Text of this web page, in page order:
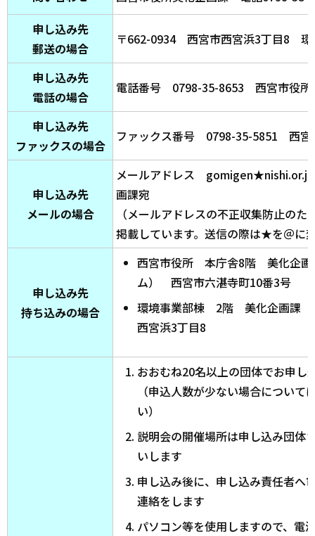
申し込み先
郵送の場合
〒662-0934 西宮市西宮浜3丁目8 環
申し込み先
電話の場合
電話番号 0798-35-8653 西宮市役所
申し込み先
ファックスの場合
ファックス番号 0798-35-5851 西宮
申し込み先
メールの場合
メールアドレス
画課宛
（メールアドレスの不正収集防止の
掲載しています。送信の際は★を＠に
申し込み先
持ち込みの場合
西宮市役所 本庁舎8階 美化企画
ム） 西宮市六湛寺町10番3号
環境事業部棟 2階 美化企画課
西宮浜3丁目8
おおむね20名以上の団体でお申し
（申込人数が少ない場合について
い）
説明会の開催場所は申し込み団体
いします
申し込み後に、申し込み責任者へ
連絡をします
パソコン等を使用しますので、電